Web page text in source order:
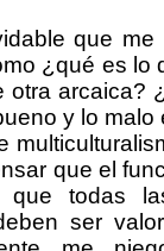
que
¿qué es lo
otra arcaica?
y lo
que el
que todas
ser